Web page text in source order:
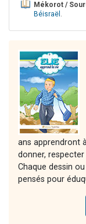
Mékorot /
Béisraël .
ans apprendront
donner,
Chaque dessin
pensés pour